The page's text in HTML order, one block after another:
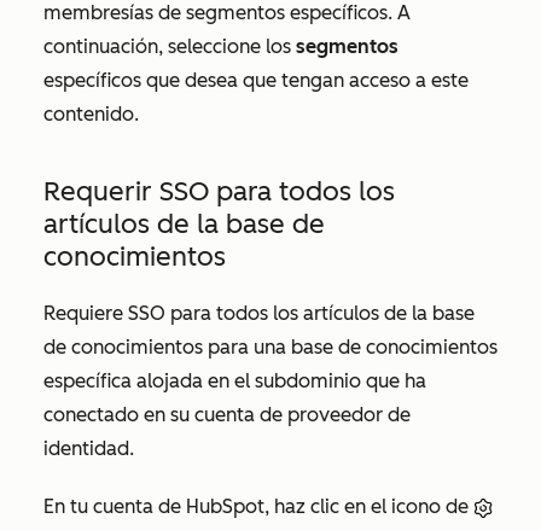
membresías de segmentos específicos. A
continuación, seleccione los segmentos
específicos que desea que tengan acceso a este
contenido.
Requerir SSO para todos los
artículos de la base de
conocimientos
Requiere SSO para todos los artículos de la base
de conocimientos para una base de conocimientos
específica alojada en el subdominio que ha
conectado en su cuenta de proveedor de
identidad.
En tu cuenta de HubSpot, haz clic en el icono de